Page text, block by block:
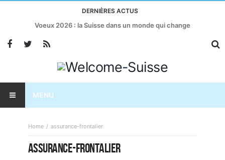
DERNIÈRES ACTUS
Voeux 2026 : la Suisse dans un monde qui change
MENU
Home assurance-frontalier
ASSURANCE-FRONTALIER